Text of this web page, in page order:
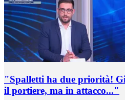
"Spalletti ha due priorità!
il portiere, ma in attacco..."